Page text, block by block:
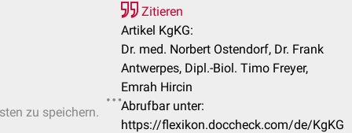
zu speichern.
Zitieren
Artikel KgKG:
Dr. med. Norbert Ostendorf, Dr. Frank
Antwerpes, Dipl.-Biol. Timo Freyer,
Emrah Hircin
Abrufbar unter:
https://flexikon.doccheck.com/de/KgKG